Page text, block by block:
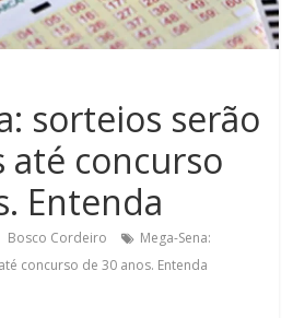
sorteios serão
até concurso
Entenda
Bosco Cordeiro
Mega-Sena:
concurso de 30 anos. Entenda